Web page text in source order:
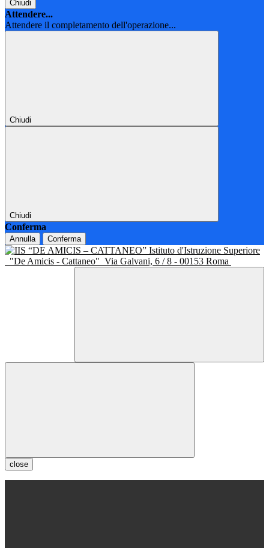
Chiudi
Attendere...
Attendere il completamento dell'operazione...
Chiudi
Chiudi
Conferma
Annulla Conferma
Istituto d'Istruzione Superiore
"De Amicis - Cattaneo" Via Galvani, 6 / 8 - 00153 Roma
close